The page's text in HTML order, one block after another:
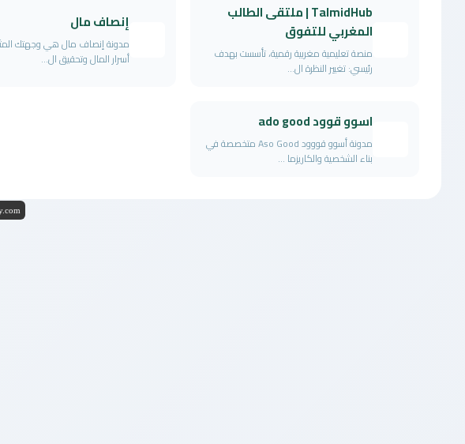
TalmidHub | ملتقى الطالب
المغربي للتفوق
منصة تعليمية مغربية رقمية، تأسست بهدف
رئيسي: تغيير النظرة ال...
إنصاف مال
مدونة إنصاف مال هي وجهتك
أسرار المال وتحقيق ال...
اسوو قوود ado good
مدونة أسوو قووود Aso Good متخصصة في
بناء الشخصية والكاريزما ...